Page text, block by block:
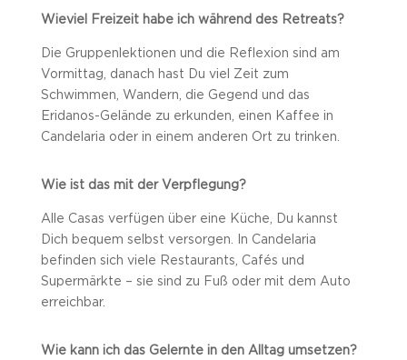
Wieviel Freizeit habe ich während des Retreats?
Die Gruppenlektionen und die Reflexion sind am
Vormittag, danach hast Du viel Zeit zum
Schwimmen, Wandern, die Gegend und das
Eridanos-Gelände zu erkunden, einen Kaffee in
Candelaria oder in einem anderen Ort zu trinken.
Wie ist das mit der Verpflegung?
Alle Casas verfügen über eine Küche, Du kannst
Dich bequem selbst versorgen. In Candelaria
befinden sich viele Restaurants, Cafés und
Supermärkte – sie sind zu Fuß oder mit dem Auto
erreichbar.
Wie kann ich das Gelernte in den Alltag umsetzen?